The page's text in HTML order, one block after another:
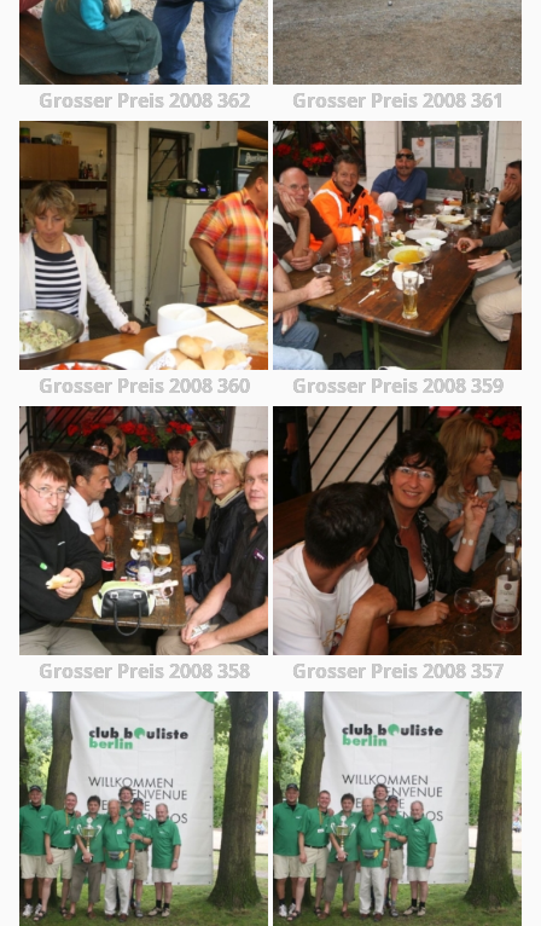
Grosser Preis 2008 362 Grosser Preis 2008 361
Grosser Preis 2008 360 Grosser Preis 2008 359
Grosser Preis 2008 358 Grosser Preis 2008 357